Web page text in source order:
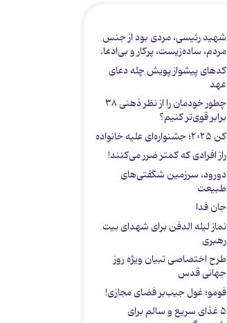
شهید رئیسی، مردی بود از جنس
مردم، ساده‌زیست، پرکار و بی‌ادعا.
کدهای پیشواز پویش چله دعای
عهد
چطور خودمان را از نظر ذهنی ۳۸
برابر قوی‌تر کنیم؟
کن ۲۰۲۵؛ جشنواره‌ای علیه خانواده
راز افرادی که کمتر ضرر می‌کنند!
دورود، سرزمین شگفتی‌های
طبیعت
جان فدا
نماز لیله الدفن برای شهدای بیت
رهبری
طرح اختصاصی تبیان ویژه روز
جهانی قدس
فومو؛ غول جیب‌بر فضای مجازی!
۵ غذای سریع و سالم برای